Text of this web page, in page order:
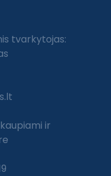
tvarkytojas:
ir